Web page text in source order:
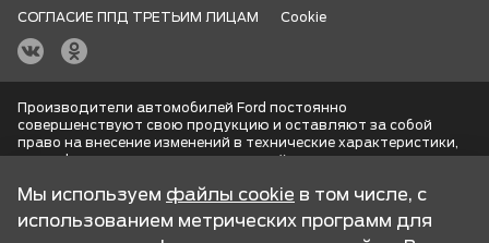
СОГЛАСИЕ ППД ТРЕТЬИМ ЛИЦАМ
Cookie
Производители автомобилей Ford постоянно
совершенствуют свою продукцию и оставляют за собой
право на внесение изменений в технические характеристики,
спецификации, цвета, цены моделей, комплектации, опции и
уведомления. Обращаем Ваше внимание на то, что все
касающаяся комплектаций, технических характеристик,
Мы используем файлы cookie в том числе, с
использованием метрических программ для